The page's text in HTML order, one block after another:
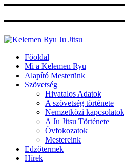
Ugrás
Főoldal
Mi a Kelemen Ryu
Alapító Mesterünk
Szövetség
Hivatalos Adatok
A szövetség története
Nemzetközi kapcsolatok
A Ju Jitsu Története
Övfokozatok
Mestereink
Edzőtermek
Hírek